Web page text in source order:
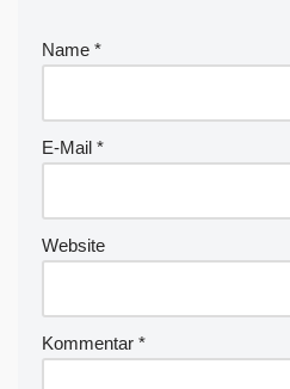
Name *
E-Mail *
Website
Kommentar *
n
ti
v